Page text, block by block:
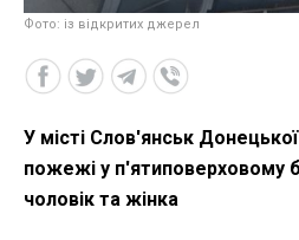
Фото: із відкритих джерел
У місті Слов'янськ
пожежі у п'ятиповерховому
чоловік та жінка